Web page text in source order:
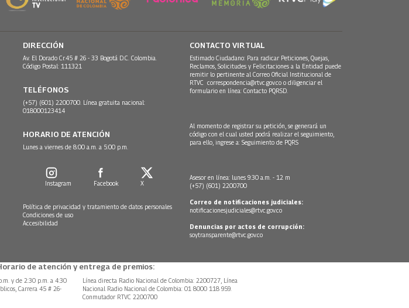
DIRECCIÓN
Av. El Dorado Cr.45 # 26 - 33 Bogotá D.C. Colombia.
Código Postal: 111321
TELÉFONOS
(+57) (601) 2200700. Línea gratuita nacional:
018000123414
HORARIO DE ATENCIÓN
Lunes a viernes de 8:00 a.m. a 5:00 p.m.
Instagram Facebook X
Política de privacidad y tratamiento de datos personales
Condiciones de uso
Accesibilidad
CONTACTO VIRTUAL
Estimado Ciudadano: Para radicar Peticiones, Quejas,
Reclamos, Solicitudes y Felicitaciones a la Entidad puede
remitir lo pertinente al Correo Oficial Institucional de
RTVC correspondencia@rtvc.gov.co o diligenciar el
formulario en línea: Contacto PQRSD.
Al momento de registrar su petición, se generará un
código con el cual usted podrá realizar el seguimiento,
para ello, ingrese a: Seguimiento de PQRS
Asesor en línea: lunes 9:30 a.m. - 12 m
(+57) (601) 2200700
Correo de notificaciones judiciales:
notificacionesjudiciales@rtvc.gov.co
Denuncias por actos de corrupción:
soytransparente@rtvc.gov.co
de atención y entrega de premios:
y de 2:30 p.m. a 4:30
Carrera 45 # 26-
Línea directa Radio Nacional de Colombia: 2200727, Línea
Nacional Radio Nacional de Colombia: 01 8000 118 959.
Conmutador RTVC 2200700